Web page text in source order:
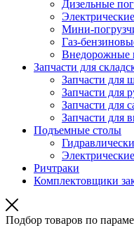
Дизельные
Мини-
Газ-
Внедорожные
Запчасти для
Запчасти для
Запчасти для
Запчасти для
Запчасти для
Подъемные столы
Электрические
Ричтраки
Комплектовщики
Подбор товаров по